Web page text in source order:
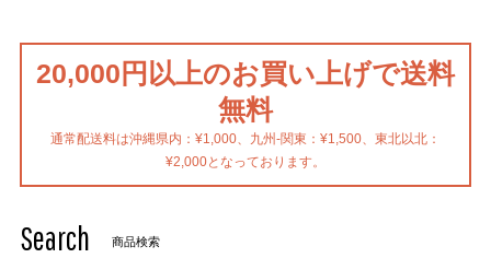
20,000円以上のお買い上げで送料
無料
通常配送料は沖縄県内：¥1,000、九州-関東：¥1,500、東北以北：
¥2,000となっております。
Search 商品検索